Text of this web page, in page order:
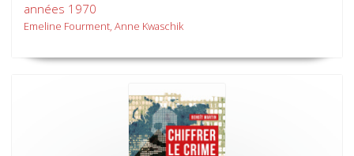
années 1970
Emeline Fourment, Anne Kwaschik